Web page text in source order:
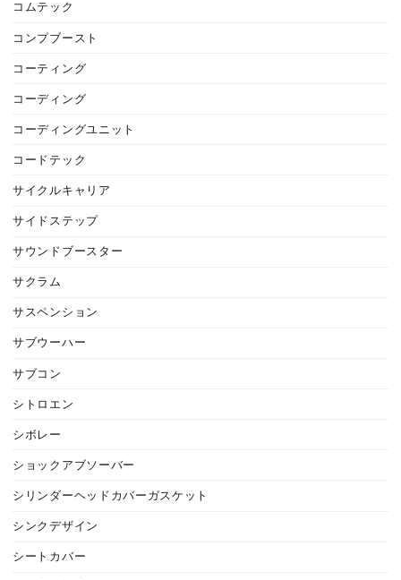
コムテック
コンプブースト
コーティング
コーディング
コーディングユニット
コードテック
サイクルキャリア
サイドステップ
サウンドブースター
サクラム
サスペンション
サブウーハー
サブコン
シトロエン
シボレー
ショックアブソーバー
シリンダーヘッドカバーガスケット
シンクデザイン
シートカバー